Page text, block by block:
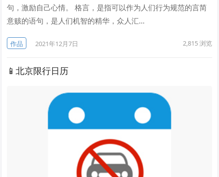
句，激励自己心情。 格言，是指可以作为人们行为规范的言简
意赅的语句，是人们机智的精华，众人汇…
作品 2021年12月7日 2,815浏览
📱北京限行日历